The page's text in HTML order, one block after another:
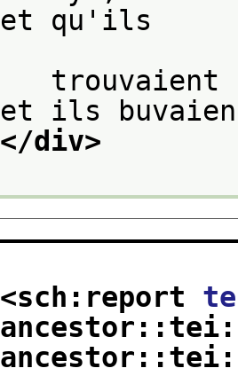
et qu'ils
trouvaient
et ils
</div>
<sch:report